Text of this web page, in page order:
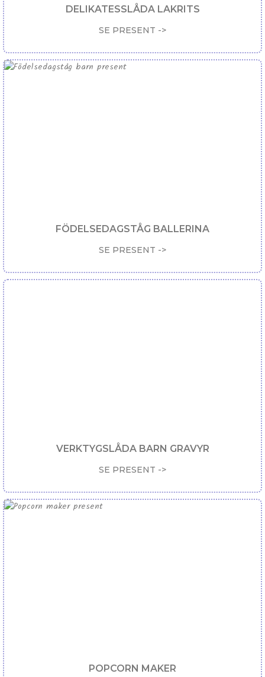
DELIKATESSLÅDA LAKRITS
SE PRESENT ->
FÖDELSEDAGSTÅG BALLERINA
SE PRESENT ->
VERKTYGSLÅDA BARN GRAVYR
SE PRESENT ->
POPCORN MAKER